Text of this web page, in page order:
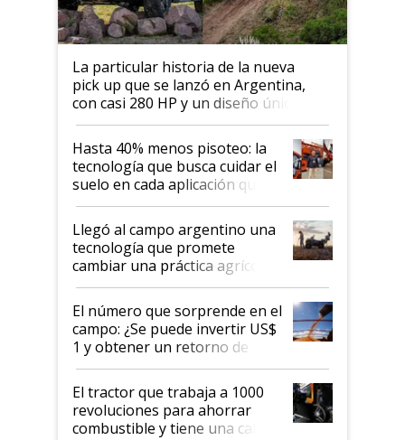
La particular historia de la nueva
pick up que se lanzó en Argentina,
con casi 280 HP y un diseño único: a
cuánto se vende
Hasta 40% menos pisoteo: la
tecnología que busca cuidar el
suelo en cada aplicación que
llevó Jacto al Congreso
Aapresid 2026
Llegó al campo argentino una
tecnología que promete
cambiar una práctica agrícola
clave: ¿Y si analizar el suelo
fuera tan simple como apretar
un botón?
El número que sorprende en el
campo: ¿Se puede invertir US$
1 y obtener un retorno de
hasta US$ 10 en agricultura?
El tractor que trabaja a 1000
revoluciones para ahorrar
combustible y tiene una cabina